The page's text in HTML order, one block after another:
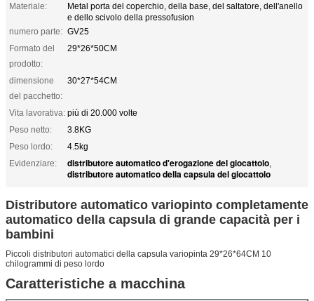
Materiale:
Metal porta del coperchio, della base, del saltatore, dell'anello
e dello scivolo della pressofusion
numero parte: GV25
Formato del
prodotto:
29*26*50CM
dimensione
del pacchetto:
30*27*54CM
Vita lavorativa: più di 20.000 volte
Peso netto:
3.8KG
Peso lordo:
4.5kg
Evidenziare:
distributore automatico d'erogazione del giocattolo,
distributore automatico della capsula del giocattolo
Distributore automatico variopinto completamente
automatico della capsula di grande capacità per i
bambini
Piccoli distributori automatici della capsula variopinta 29*26*64CM 10
chilogrammi di peso lordo
Caratteristiche a macchina